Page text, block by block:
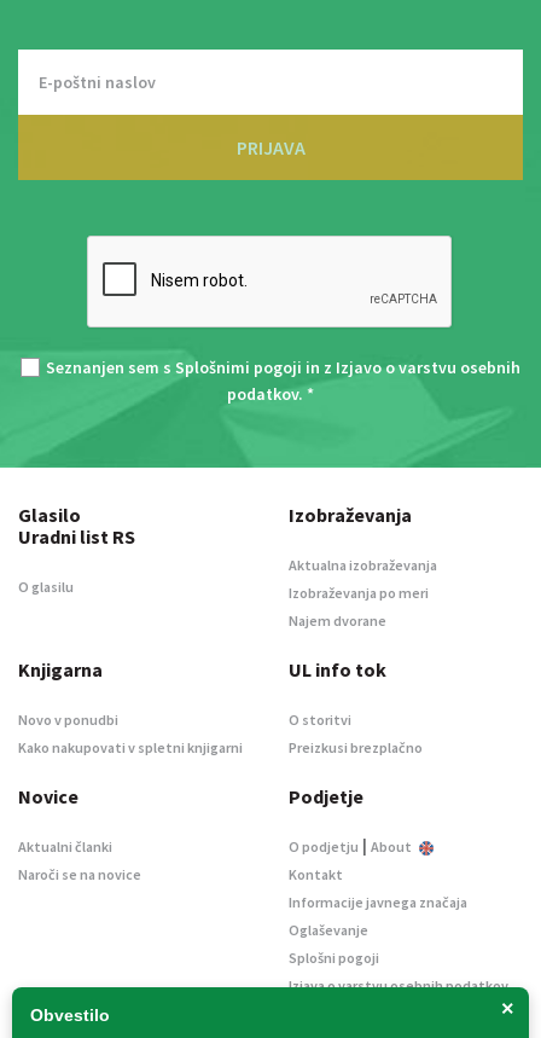
PRIJAVA
Seznanjen sem s Splošnimi pogoji in z Izjavo o varstvu osebnih
podatkov. *
×
Obvestilo
Glasilo
Uradni list RS
O glasilu
Izobraževanja
Aktualna izobraževanja
Izobraževanja po meri
Najem dvorane
Knjigarna
Novo v ponudbi
Kako nakupovati v spletni knjigarni
UL info tok
O storitvi
Preizkusi brezplačno
Novice
Aktualni članki
Naroči se na novice
Podjetje
O podjetju | About
Kontakt
Informacije javnega značaja
Oglaševanje
Splošni pogoji
Izjava o varstvu osebnih podatkov